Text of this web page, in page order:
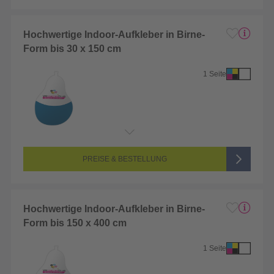
Hochwertige Indoor-Aufkleber in Birne-
Form bis 30 x 150 cm
1 Seite
Seitenanzahl: 1-seitig (Vorderseite bedruckt, Rückseite unbedruckt)
4/0-farbig CMYK (vollfarbig bedruckt)
PREISE & BESTELLUNG
Hochwertige Indoor-Aufkleber in Birne-
Form bis 150 x 400 cm
1 Seite